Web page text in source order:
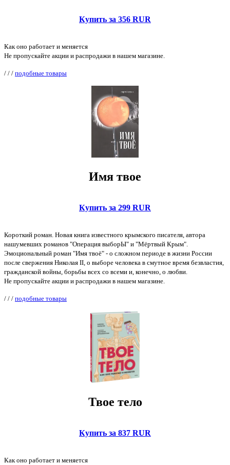
Купить за 356 RUR
Как оно работает и меняется
Не пропускайте акции и распродажи в нашем магазине.
/ / / подобные товары
Имя твое
Купить за 299 RUR
Короткий роман. Новая книга известного крымского писателя, автора
нашумевших романов "Операция выборЫ" и "Мёртвый Крым".
Эмоциональный роман "Имя твоё" - о сложном периоде в жизни России
после свержения Николая II, о выборе человека в смутное время безвластия,
гражданской войны, борьбы всех со всеми и, конечно, о любви.
Не пропускайте акции и распродажи в нашем магазине.
/ / / подобные товары
Твое тело
Купить за 837 RUR
Как оно работает и меняется